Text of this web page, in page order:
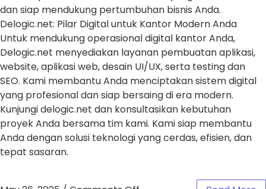
dan siap mendukung pertumbuhan bisnis Anda.
Delogic.net: Pilar Digital untuk Kantor Modern Anda
Untuk mendukung operasional digital kantor Anda,
Delogic.net menyediakan layanan pembuatan aplikasi,
website, aplikasi web, desain UI/UX, serta testing dan
SEO. Kami membantu Anda menciptakan sistem digital
yang profesional dan siap bersaing di era modern.
Kunjungi delogic.net dan konsultasikan kebutuhan
proyek Anda bersama tim kami. Kami siap membantu
Anda dengan solusi teknologi yang cerdas, efisien, dan
tepat sasaran.